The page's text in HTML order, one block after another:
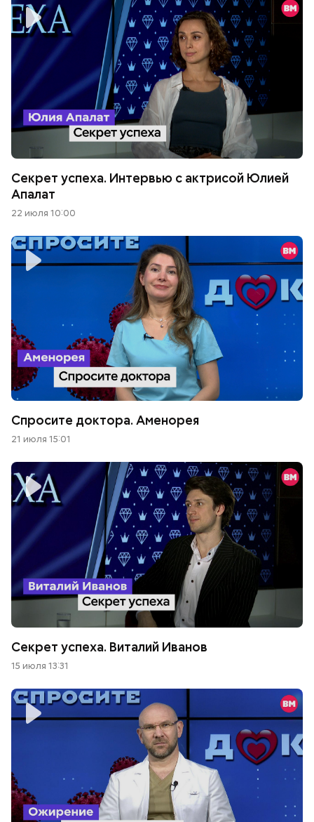
Секрет успеха. Интервью с актрисой Юлией
Апалат
22 июля 10:00
Спросите доктора. Аменорея
21 июля 15:01
Секрет успеха. Виталий Иванов
15 июля 13:31